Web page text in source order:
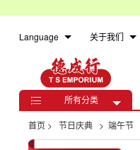
Language 关于我们

所有分类
首页 > 节日庆典 > 端午节